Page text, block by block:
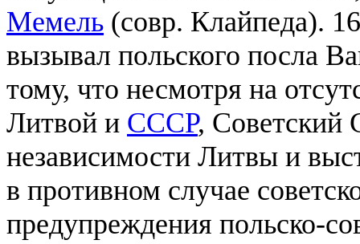
Мемель (совр. Клайпеда).
вызывал польского посла
тому, что несмотря на
Литвой и СССР, Советский
независимости Литвы и
в противном случае
предупреждения польско-